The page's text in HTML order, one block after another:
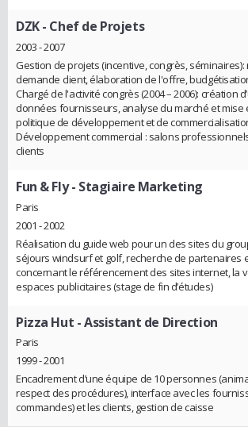
DZK- Chef de Projets
2003 - 2007
Gestion de projets (incentive, congrès,
demande client, élaboration de l'offre,
Chargé de l'activité congrès (2004 – 2006): création
données fournisseurs, analyse du marché et mise
politique de développement et de
Développement commercial : salons
clients
Fun & Fly- Stagiaire Marketing
Paris
2001 - 2002
Réalisation du guide web pour un des sites du
séjours windsurf et golf, recherche de partenaires
concernant le référencement des sites internet, la
espaces publicitaires (stage de fin d’études)
Pizza Hut - Assistant de Direction
Paris
1999 - 2001
Encadrement d’une équipe de 10 personnes
respect des procédures), interface avec les
commandes) et les clients, gestion de caisse